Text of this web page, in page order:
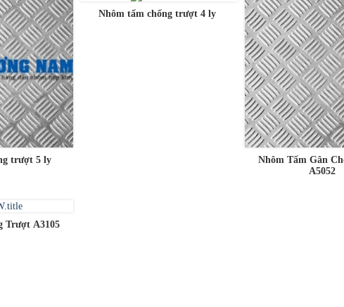
trượt 5 ly
Nhôm tấm chống trượt 4 ly
Nhôm Tấm Gân
A5052
Trượt A3105